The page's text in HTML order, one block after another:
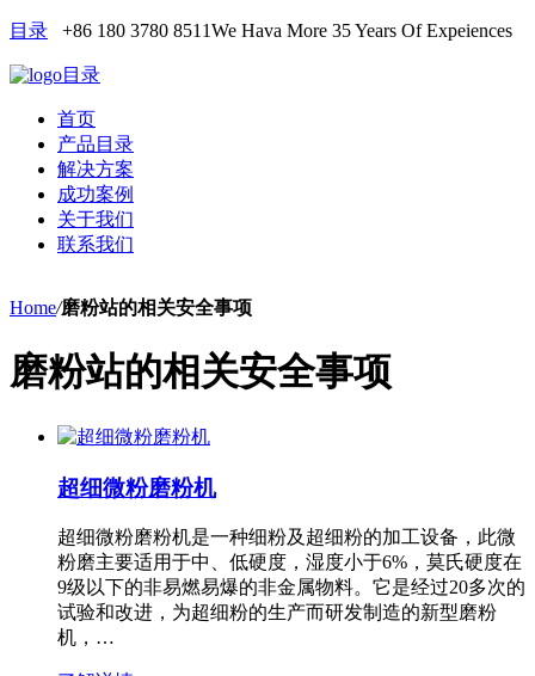
目录 +86 180 3780 8511We Hava More 35 Years Of Expeiences
目录
首页
产品目录
解决方案
成功案例
关于我们
联系我们
Home/磨粉站的相关安全事项
磨粉站的相关安全事项
超细微粉磨粉机
超细微粉磨粉机是一种细粉及超细粉的加工设备，此微
粉磨主要适用于中、低硬度，湿度小于6%，莫氏硬度在
9级以下的非易燃易爆的非金属物料。它是经过20多次的
试验和改进，为超细粉的生产而研发制造的新型磨粉
机，…